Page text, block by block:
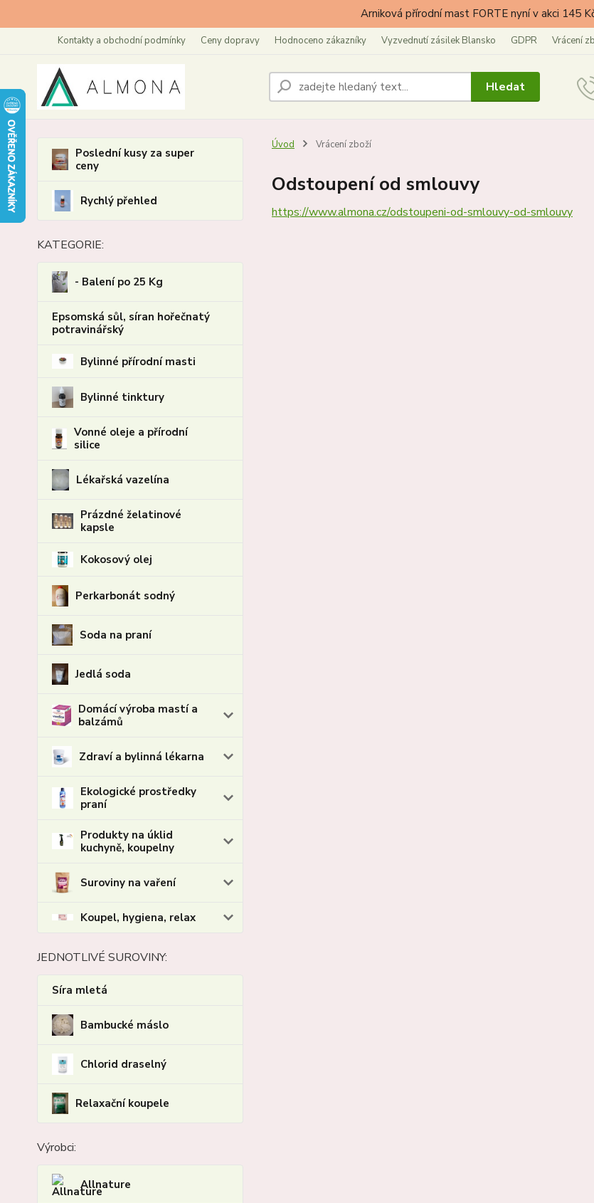
Arniková přírodní mast FORTE nyní v akci 145
Kontakty a obchodní podmínky Ceny dopravy Hodnoceno zákazníky Vyzvednutí zásilek Blansko GDPR Vrácení
Hledat
Poslední kusy za super
ceny
Rychlý přehled
KATEGORIE:
- Balení po 25 Kg
Epsomská sůl, síran hořečnatý
potravinářský
Bylinné přírodní masti
Bylinné tinktury
Vonné oleje a přírodní
silice
Lékařská vazelína
Prázdné želatinové
kapsle
Kokosový olej
Perkarbonát sodný
Soda na praní
Jedlá soda
Domácí výroba mastí a
balzámů
Zdraví a bylinná lékarna
Ekologické prostředky
praní
Produkty na úklid
kuchyně, koupelny
Suroviny na vaření
Koupel, hygiena, relax
JEDNOTLIVÉ SUROVINY:
Síra mletá
Bambucké máslo
Chlorid draselný
Relaxační koupele
Výrobci:
Allnature
Úvod Vrácení zboží
Odstoupení od smlouvy
https://www.almona.cz/odstoupeni-od-smlouvy-od-smlouvy